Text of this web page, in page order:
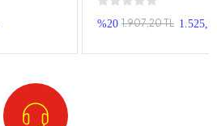
%20 1.907,20 TL